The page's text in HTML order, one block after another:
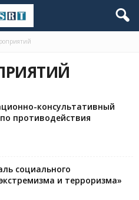
консультативный
противодействия
социального
и терроризма»